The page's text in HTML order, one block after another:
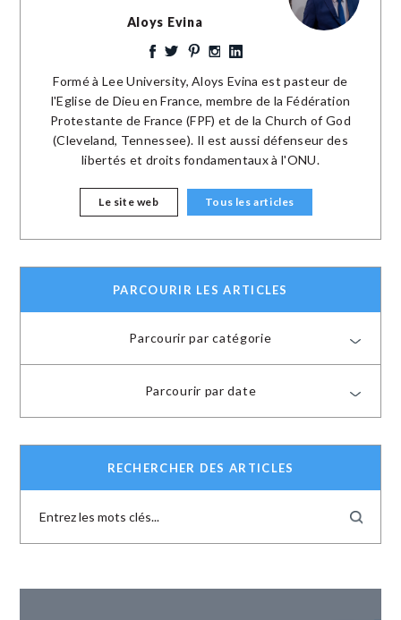
Aloys Evina
Formé à Lee University, Aloys Evina est pasteur de
l'Eglise de Dieu en France, membre de la Fédération
Protestante de France (FPF) et de la Church of God
(Cleveland, Tennessee). Il est aussi défenseur des
libertés et droits fondamentaux à l'ONU.
Le site web Tous les articles
PARCOURIR LES ARTICLES
Parcourir par catégorie
Parcourir par date
RECHERCHER DES ARTICLES